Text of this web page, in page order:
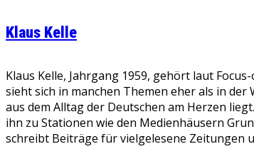
Klaus Kelle
Klaus Kelle, Jahrgang 1959, gehört laut
sieht sich in manchen Themen eher als in
aus dem Alltag der Deutschen am Herzen
ihn zu Stationen wie den Medienhäusern
schreibt Beiträge für vielgelesene Zeitungen